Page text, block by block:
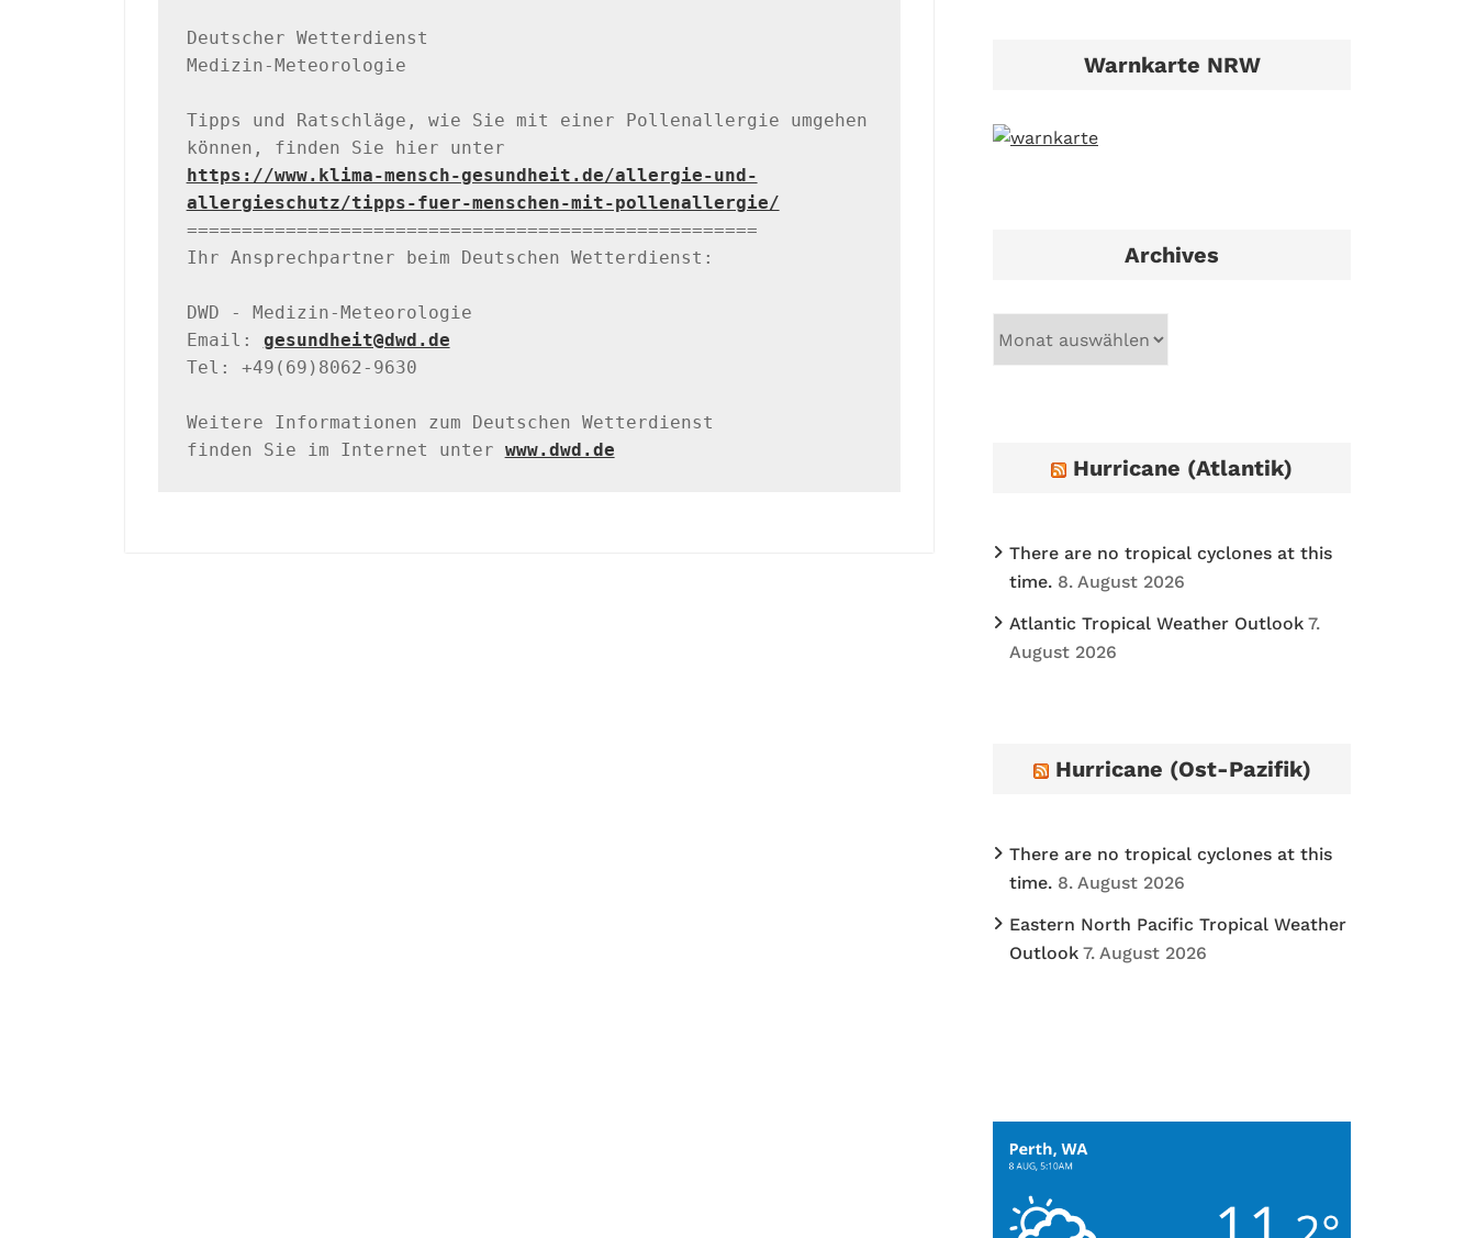
Deutscher Wetterdienst
Medizin-Meteorologie
Tipps und Ratschläge, wie Sie mit einer Pollenallergie umgehen
https://www.klima-mensch-gesundheit.de/allergie-und-
allergieschutz/tipps-fuer-menschen-mit-pollenallergie/
====================================================
Ihr Ansprechpartner beim Deutschen Wetterdienst:
DWD - Medizin-Meteorologie
Email: gesundheit@dwd.de
Tel: +49(69)8062-9630
Weitere Informationen zum Deutschen Wetterdienst
finden Sie im Internet unter www.dwd.de
Warnkarte NRW
Archives
Hurricane (Atlantik)
There are no tropical cyclones at this
time. 8. August 2026
Atlantic Tropical Weather Outlook 7.
August 2026
Hurricane (Ost-Pazifik)
There are no tropical cyclones at this
time. 8. August 2026
Eastern North Pacific Tropical Weather
Outlook 7. August 2026